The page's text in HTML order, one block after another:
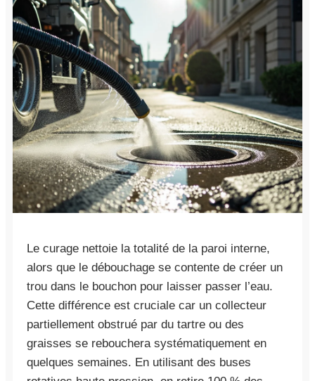
Le curage nettoie la totalité de la paroi interne,
alors que le débouchage se contente de créer un
trou dans le bouchon pour laisser passer l’eau.
Cette différence est cruciale car un collecteur
partiellement obstrué par du tartre ou des
graisses se rebouchera systématiquement en
quelques semaines. En utilisant des buses